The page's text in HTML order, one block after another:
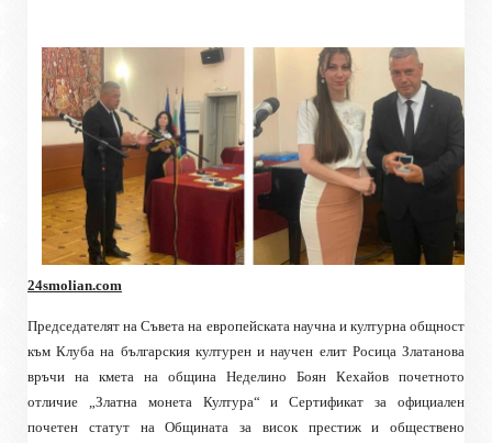
24smolian.com
Председателят на Съвета на европейската научна и културна общност
към Клуба на българския културен и научен елит Росица Златанова
връчи на кмета на община Неделино Боян Кехайов почетното
отличие „Златна монета Култура“ и Сертификат за официален
почетен статут наОбщината за висок престиж и обществено